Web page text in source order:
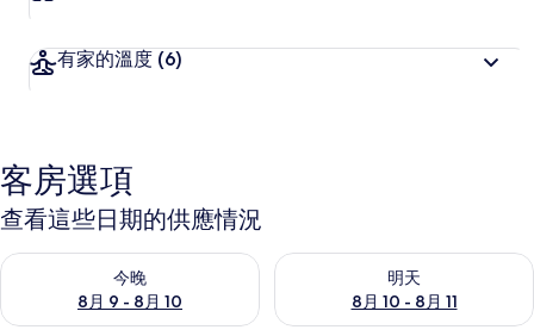
有家的溫度 (6)
客房選項
查看這些日期的供應情況
今晚
8月 9 - 8月 10
查看今晚 (8月 9 - 8月 10) 的供應情況
明天
8月 10 - 8月 11
查看明天 (8月 10 - 8月 11) 的